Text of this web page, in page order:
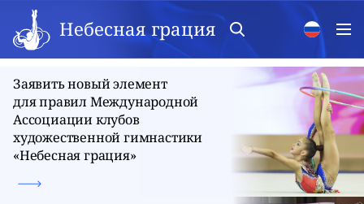
Небесная грация
Заявить новый элемент
для правил Международной
Ассоциации клубов
художественной гимнастики
«Небесная грация»